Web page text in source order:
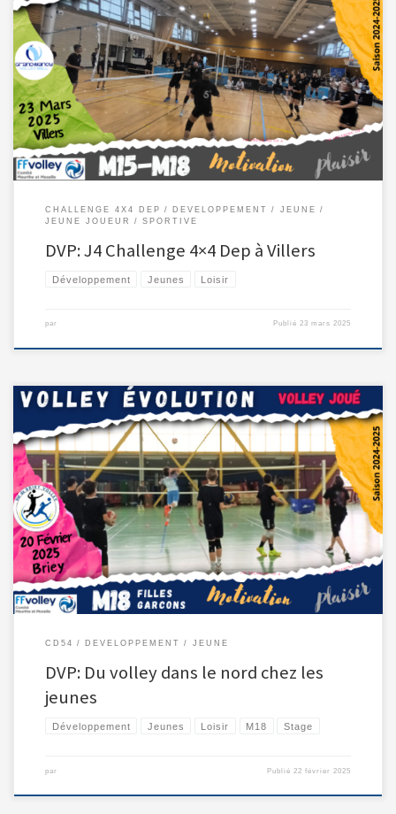
23 Mars 2025: 4ème journée pour cette nouvelle compétition. Des […]
CHALLENGE 4X4 DEP DEVELOPPEMENT
JEUNE
JEUNE JOUEUR
SPORTIVE
DVP: J4 Challenge 4×4 Dep à Villers
Développement Jeunes Loisir
par Publié23 mars 2025
Dans le cadre de l’accompagnement des clubs et en partenariat […]
CD54 DEVELOPPEMENT JEUNE
DVP: Du volley dans le nord chez les
jeunes
Développement Jeunes Loisir M18 Stage
par Publié 22 février 2025